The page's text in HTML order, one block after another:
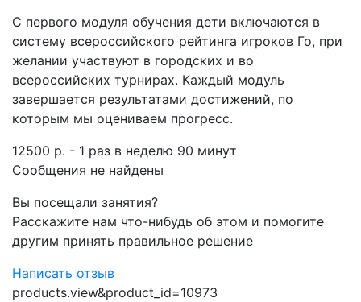
С первого модуля обучения дети включаются в
систему всероссийского рейтинга игроков Го, при
желании участвуют в городских и во
всероссийских турнирах. Каждый модуль
завершается результатами достижений, по
которым мы оцениваем прогресс.
12500 р. - 1 раз в неделю 90 минут
Сообщения не найдены
Вы посещали занятия?
Расскажите нам что-нибудь об этом и помогите
другим принять правильное решение
Написать отзыв
products.view&product_id=10973